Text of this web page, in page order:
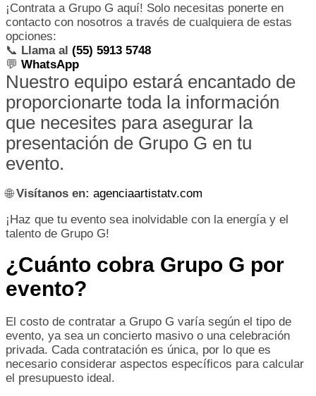
¡Contrata a Grupo G aquí! Solo necesitas ponerte en
contacto con nosotros a través de cualquiera de estas
opciones:
📞 Llama al (55) 5913 5748
💬 WhatsApp
Nuestro equipo estará encantado de
proporcionarte toda la información
que necesites para asegurar la
presentación de Grupo G en tu
evento.
🌐Visítanos en: agenciaartistatv.com
¡Haz que tu evento sea inolvidable con la energía y el
talento de Grupo G!
¿Cuánto cobra Grupo G por
evento?
El costo de contratar a Grupo G varía según el tipo de
evento, ya sea un concierto masivo o una celebración
privada. Cada contratación es única, por lo que es
necesario considerar aspectos específicos para calcular
el presupuesto ideal.